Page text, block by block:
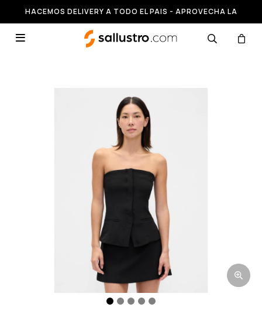
HACEMOS DELIVERY A TODO EL PAIS - APROVECHA LA
RUNNING HASTA 50% OFF
